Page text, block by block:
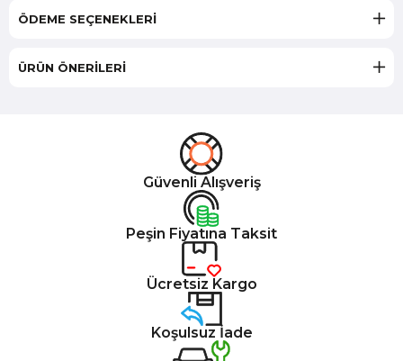
ÖDEME SEÇENEKLERI
ÜRÜN ÖNERILERI
Güvenli Alışveriş
Peşin Fiyatına Taksit
Ücretsiz Kargo
Koşulsuz İade